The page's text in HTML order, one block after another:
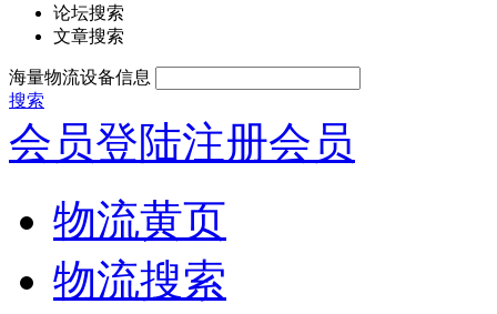
论坛搜索
文章搜索
海量物流设备信息
搜索
会员登陆注册会员
物流黄页
物流搜索